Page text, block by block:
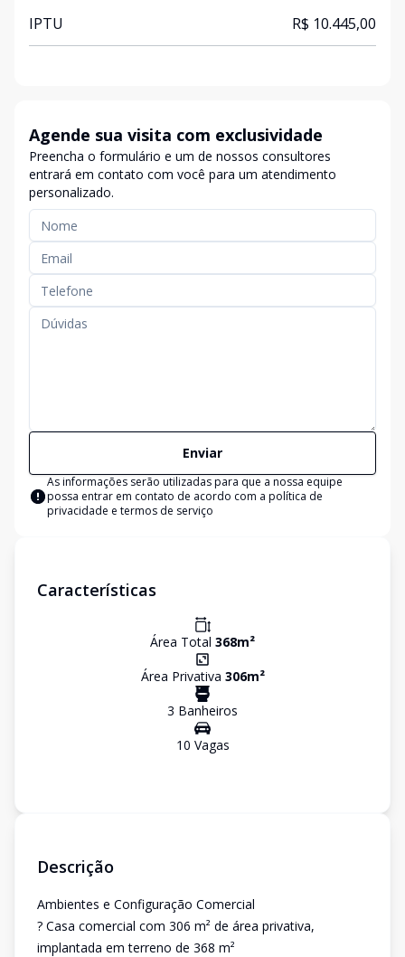
IPTU R$ 10.445,00
Agende sua visita com exclusividade
Preencha o formulário e um de nossos consultores
entrará em contato com você para um atendimento
personalizado.
Enviar
As informações serão utilizadas para que a nossa equipe
possa entrar em contato de acordo com a política de
privacidade e termos de serviço
Características
Área Total 368m²
Área Privativa 306m²
3 Banheiros
10 Vagas
Descrição
Ambientes e Configuração Comercial
? Casa comercial com 306 m² de área privativa,
implantada em terreno de 368 m²